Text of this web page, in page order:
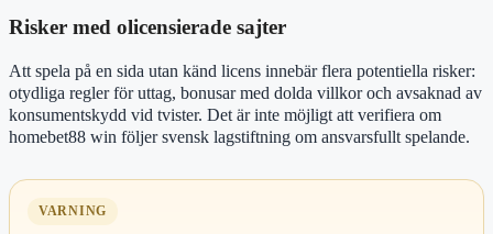
Risker med olicensierade sajter
Att spela på en sida utan känd licens innebär flera potentiella risker:
otydliga regler för uttag, bonusar med dolda villkor och avsaknad av
konsumentskydd vid tvister. Det är inte möjligt att verifiera om
homebet88 win följer svensk lagstiftning om ansvarsfullt spelande.
VARNING